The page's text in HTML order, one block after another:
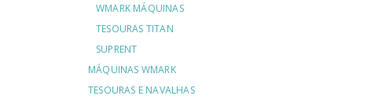
WMARK MÁQUINAS
TESOURAS TITAN
SUPRENT
MÁQUINAS WMARK
TESOURAS E NAVALHAS